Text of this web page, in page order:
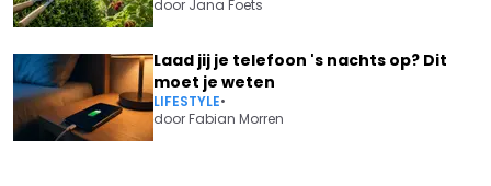
door Jana Foets
Laad jij je telefoon 's nachts op? Dit
moet je weten
LIFESTYLE•
doorFabian Morren